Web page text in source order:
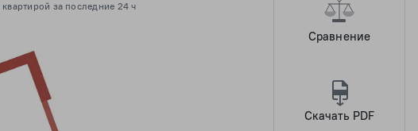
квартирой за последние 24 ч
Сравнение
Скачать PDF